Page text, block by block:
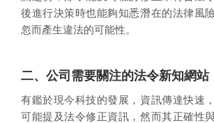
後進行決策時也能夠知悉潛在的法律風
忽而產生違法的可能性。
二、公司需要關注的法令新知網站
有鑑於現今科技的發展，資訊傳達快速
可能提及法令修正資訊，然而其正確性